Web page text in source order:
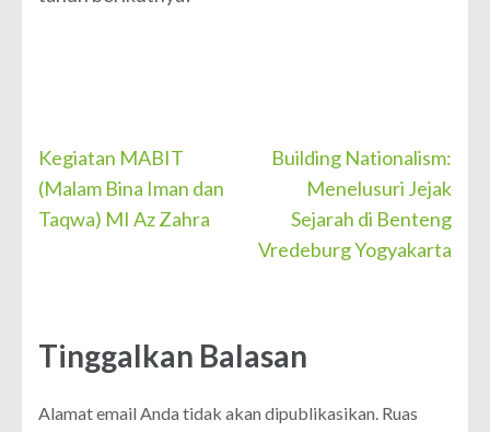
Navigasi
pos
Kegiatan MABIT
(Malam Bina Iman dan
Taqwa) MI Az Zahra
Building Nationalism:
Menelusuri Jejak
Sejarah di Benteng
Vredeburg Yogyakarta
Tinggalkan Balasan
Alamat email Anda tidak akan dipublikasikan. Ruas